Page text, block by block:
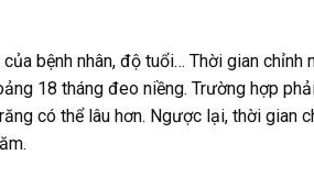
bệnh nhân, độ tuổi… Thời gian chỉnh
18 tháng đeo niềng. Trường hợp
có thể lâu hơn. Ngược lại, thời gian